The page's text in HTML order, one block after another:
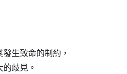
生致命的制約，
歧見。